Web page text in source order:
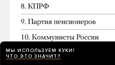
МЫ ИСПОЛЬЗУЕМ КУКИ!
ЧТО ЭТО ЗНАЧИТ?